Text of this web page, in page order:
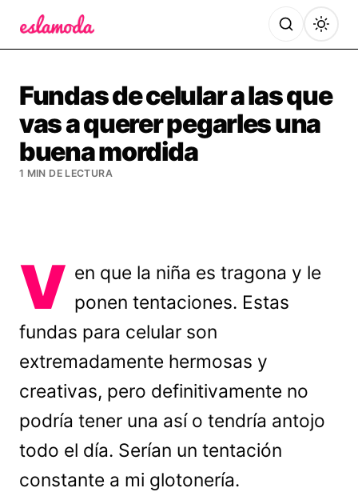
Fundas de celular a las que
vas a querer pegarles una
buena mordida
1 MIN DE LECTURA
V en que la niña es tragona y le
ponen tentaciones. Estas
fundas para celular son
extremadamente hermosas y
creativas, pero definitivamente no
podría tener una así o tendría antojo
todo el día. Serían un tentación
constante a mi glotonería.